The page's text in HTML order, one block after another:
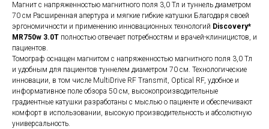
Магнит с напряженностью магнитного поля 3,0 Тл и туннель диаметром
70 см Расширенная апертура и мягкие гибкие катушки Благодаря своей
эргономичности и применению инновационных технологий Discovery*
MR750w 3.0T полностью отвечает потребностям и врачей-клиницистов, и
пациентов.
Томограф оснащен магнитом с напряженностью магнитного поля 3,0 Тл
и удобным для пациентов туннелем диаметром 70 см. Технологические
инновации, в том числе MultiDrive RF Transmit, Optical RF, удобное и
информативное поле обзора 50 см, высокопроизводительные
градиентные катушки разработаны с мыслью о пациенте и обеспечивают
комфорт в использовании, высокую производительность и абсолютную
универсальность.